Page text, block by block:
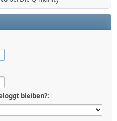
bleiben?: